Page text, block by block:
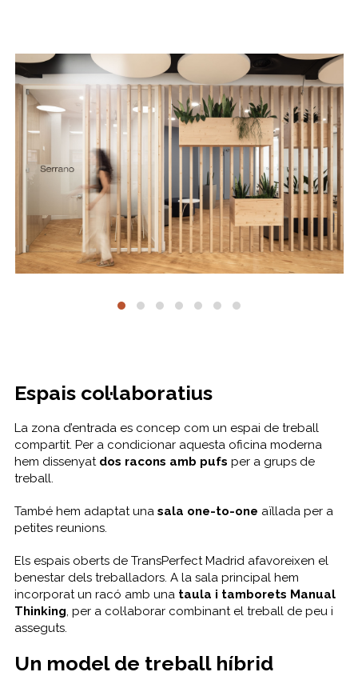
Espais col·laboratius
La zona d’entrada es concep com un espai de treball
compartit. Per a condicionar aquesta oficina moderna
hem dissenyat dos racons amb pufs per a grups de
treball.
També hem adaptat una sala one-to-one aïllada per a
petites reunions.
Els espais oberts de TransPerfect Madrid afavoreixen el
benestar dels treballadors. A la sala principal hem
incorporat un racó amb una taula i tamborets Manual
Thinking, per a col·laborar combinant el treball de peu i
asseguts.
Un model de treball híbrid